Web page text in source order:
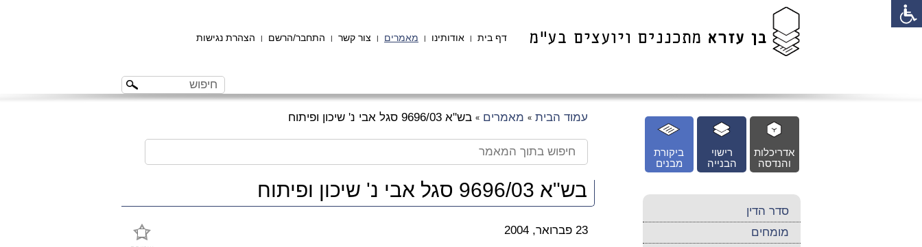
דף בית | אודותינו | מאמרים | צור קשר | התחבר/הרשם | הצהרת נגישות
עמוד הבית » מאמרים » בש"א 9696/03 סגל אבי נ' שיכון ופיתוח
בש"א 9696/03 סגל אבי נ' שיכון ופיתוח
23 פברואר, 2004
ביקורת
מבנים
רישוי
הבנייה
אדריכלות
והנדסה
סדר הדין
מומחים